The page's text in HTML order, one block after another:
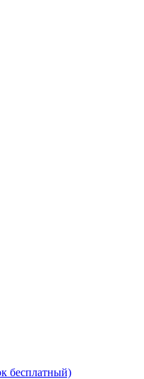
бесплатный)